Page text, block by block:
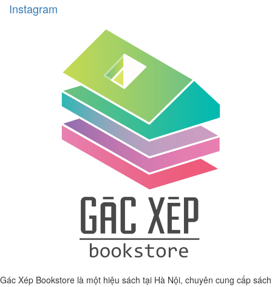
Instagram
Gác Xép Bookstore là một hiệu sách tại Hà Nội, chuyên cung cấp sách